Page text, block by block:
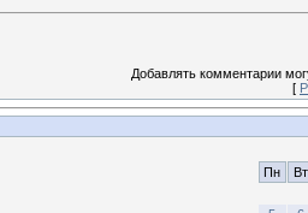
Добавлять комментарии
[
Пн Вт